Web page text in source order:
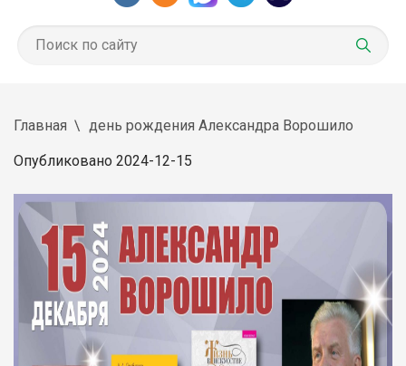
Главная день рождения Александра Ворошило
Опубликовано 2024-12-15